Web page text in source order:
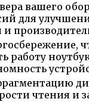
вашего
для
работу
чтения и